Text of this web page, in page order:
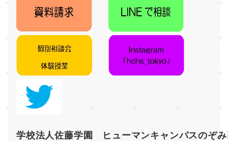
学校法人佐藤学園　ヒューマンキャンパスのぞ